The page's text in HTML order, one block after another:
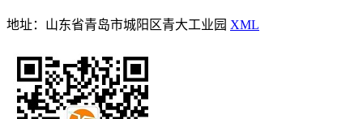
地址：山东省青岛市城阳区青大工业园 XML